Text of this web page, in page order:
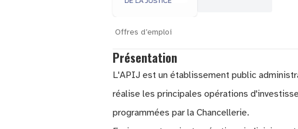
Offres d’emploi
Présentation
L'APIJ est un établissement public
réalise les principales opérations
programmées par la Chancellerie.